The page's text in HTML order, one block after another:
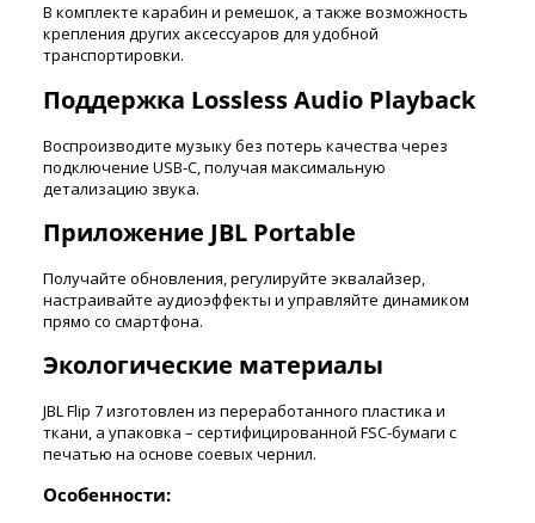
В комплекте карабин и ремешок, а также возможность
крепления других аксессуаров для удобной
транспортировки.
Поддержка Lossless Audio Playback
Воспроизводите музыку без потерь качества через
подключение USB-C, получая максимальную
детализацию звука.
Приложение JBL Portable
Получайте обновления, регулируйте эквалайзер,
настраивайте аудиоэффекты и управляйте динамиком
прямо со смартфона.
Экологические материалы
JBL Flip 7 изготовлен из переработанного пластика и
ткани, а упаковка – сертифицированной FSC-бумаги с
печатью на основе соевых чернил.
Особенности: